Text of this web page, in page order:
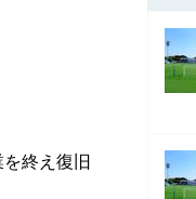
終え復旧